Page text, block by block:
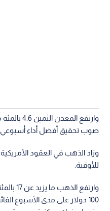
وارتفع
صوب تحقيق أفضل أداء
للأوقية.
وارتفع
100 دولار على مدى الأسبوع